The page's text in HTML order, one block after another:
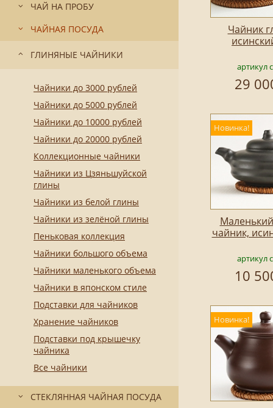
ЧАЙ НА ПРОБУ
ЧАЙНАЯ ПОСУДА
ГЛИНЯНЫЕ ЧАЙНИКИ
Чайники до 3000 рублей
Чайники до 5000 рублей
Чайники до 10000 рублей
Чайники до 20000 рублей
Коллекционные чайники
Чайники из Цзяньшуйской
глины
Чайники из белой глины
Чайники из зелёной глины
Пеньковая коллекция
Чайники большого объема
Чайники маленького объема
Чайники в японском стиле
Подставки для чайников
Хранение чайников
Подставки под крышечку
чайника
Все чайники
СТЕКЛЯННАЯ ЧАЙНАЯ ПОСУДА
Чайник
артикул
29
Новинка!
чайник,
артикул
10
Новинка!